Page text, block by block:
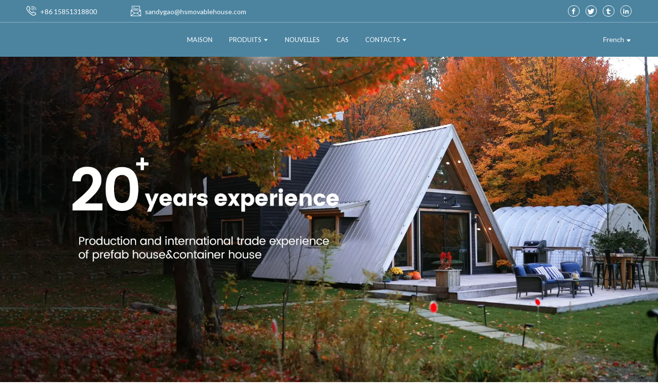
+86 15851318800 sandygao@hsmovablehouse.com
MAISON PRODUITS NOUVELLES CAS CONTACTS French